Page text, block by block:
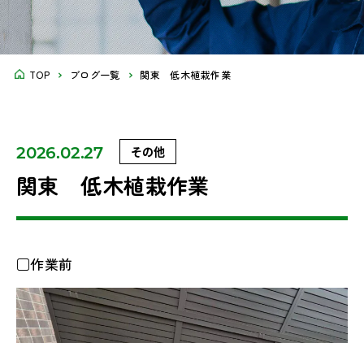
TOP ブログ一覧 関東 低木植栽作業
2026.02.27 その他
関東 低木植栽作業
□作業前